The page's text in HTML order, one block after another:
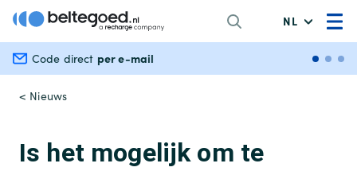
NL
Code direct per e-mail
< Nieuws
Is het mogelijk om te